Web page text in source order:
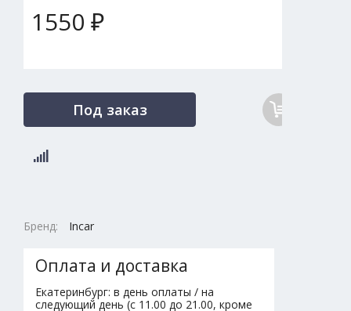
1550 ₽
Под заказ
Бренд: Incar
Оплата и доставка
Екатеринбург: в день оплаты / на
следующий день (с 11.00 до 21.00, кроме